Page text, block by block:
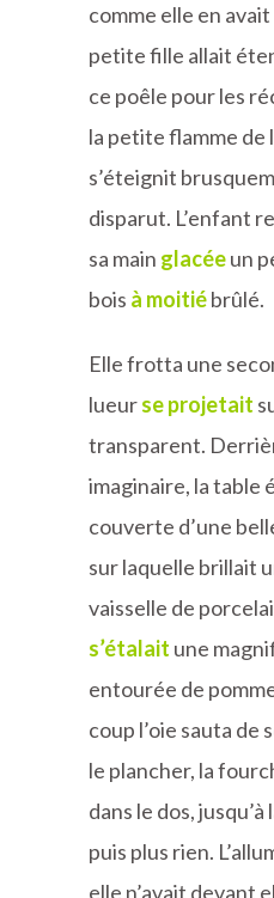
comme elle en
petite fille allait
ce poêle pour les
la petite flamme de
s’éteignit
disparut. L’enfant
sa main glacéeun
bois à moitiébrûlé.
Elle frotta une
lueurse projetait
transparent.
imaginaire, la table
couverte d’une
sur laquelle brillait
vaisselle de
s’étalait une
entourée de
coup l’oie sauta de
le plancher, la
dans le dos,
puis plus rien.
elle n’avait devant